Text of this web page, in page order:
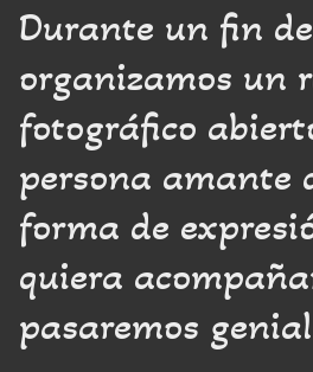
Durante un fin
organizamos un
fotográfico
persona amante
forma de
quiera
pasaremos